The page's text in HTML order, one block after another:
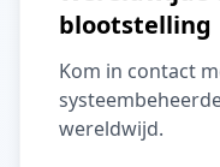
blootstelling
Kom in contact
wereldwijd.